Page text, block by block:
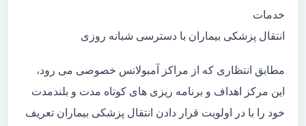
خدمات
انتقال پزشکی بیماران با دسترسی شبانه روزی
مطابق انتظاری که از مراکز آمبولانس خصوصی می رود،
این مرکز اهداف و برنامه ریزی های کوتاه مدت و بلندمدت
خود را با در اولویت قرار دادن انتقال پزشکی بیماران تعریف